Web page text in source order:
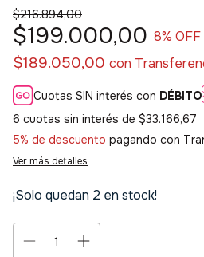
$216.894,00
$199.000,00 8% OFF
$189.050,00 con
Cuotas SIN interés con DÉBITO
6 cuotas sin interés de $33.166,67
5% de descuento pagando con
Ver más detalles
¡Solo quedan 2 en stock!